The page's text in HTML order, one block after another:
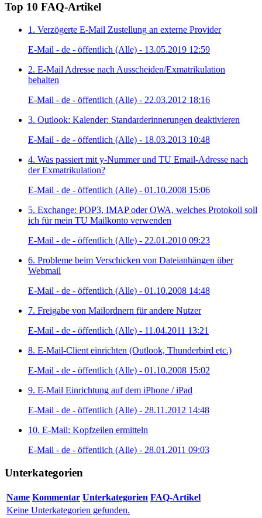
Top 10 FAQ-Artikel
1. Verzögerte E-Mail Zustellung an externe Provider
E-Mail - de - öffentlich (Alle) - 13.05.2019 12:59
2. E-Mail Adresse nach Ausscheiden/Exmatrikulation
behalten
E-Mail - de - öffentlich (Alle) - 22.03.2012 18:16
3. Outlook: Kalender: Standarderinnerungen deaktivieren
E-Mail - de - öffentlich (Alle) - 18.03.2013 10:48
4. Was passiert mit y-Nummer und TU Email-Adresse nach
der Exmatrikulation?
E-Mail - de - öffentlich (Alle) - 01.10.2008 15:06
5. Exchange: POP3, IMAP oder OWA, welches Protokoll soll
ich für mein TU Mailkonto verwenden
E-Mail - de - öffentlich (Alle) - 22.01.2010 09:23
6. Probleme beim Verschicken von Dateianhängen über
Webmail
E-Mail - de - öffentlich (Alle) - 01.10.2008 14:48
7. Freigabe von Mailordnern für andere Nutzer
E-Mail - de - öffentlich (Alle) - 11.04.2011 13:21
8. E-Mail-Client einrichten (Outlook, Thunderbird etc.)
E-Mail - de - öffentlich (Alle) - 01.10.2008 15:02
9. E-Mail Einrichtung auf dem iPhone / iPad
E-Mail - de - öffentlich (Alle) - 28.11.2012 14:48
10. E-Mail: Kopfzeilen ermitteln
E-Mail - de - öffentlich (Alle) - 28.01.2011 09:03
Unterkategorien
Name Kommentar Unterkategorien FAQ-Artikel
Keine Unterkategorien gefunden.